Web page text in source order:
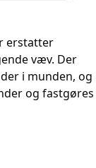
erstatter
væv. Der
i munden, og
og fastgøres